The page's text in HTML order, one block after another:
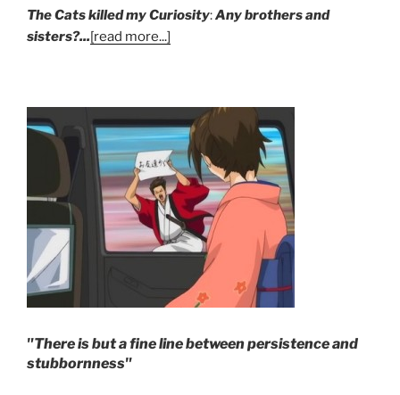
The Cats killed my Curiosity:Any brothers and
sisters?...[read more...]
"There is but a fine line between persistence and
stubbornness"